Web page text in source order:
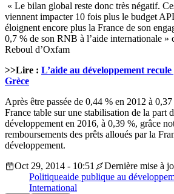
« Le bilan global reste donc très négatif.
viennent impacter 10 fois plus le budget
éloignent encore plus la France de son
0,7 % de son RNB à l’aide internationale »
Reboul d’Oxfam
>>Lire : L’aide au développement
Grèce
Après être passée de 0,44 % en 2012 à
France table sur une stabilisation de la part
développement en 2016, à 0,39 %, grâce
remboursements des prêts alloués par la
développement.
Oct 29, 2014 - 10:51
Dernière mise à
Politiqueaide publique au
International